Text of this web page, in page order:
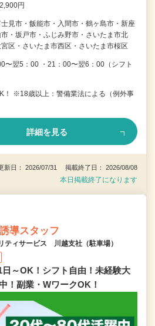
円
見市・飯能市・入間市・鶴ヶ島市・新座
・坂戸市・ふじみ野市・さいたま市北
区・さいたま市西区・さいたま市桜区
〜翌5：00 ・21：00〜翌6：00（シフト
！ ※18歳以上：警備業法による（例外事
詳細を見る
新日： 2026/07/31 掲載終了日： 2026/08/08
本日掲載終了になります
導スタッフ
ティサービス 川越支社（駐車場）
日～OK！シフト自由！未経験大
！副業・WワークOK！